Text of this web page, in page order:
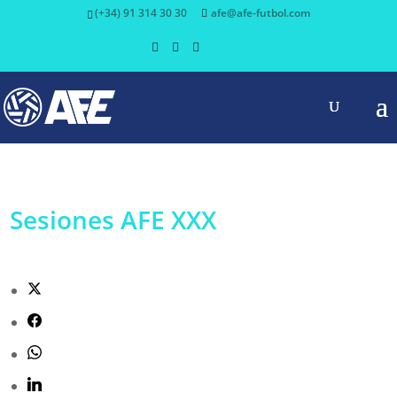
(+34) 91 314 30 30 afe@afe-futbol.com
Sesiones AFE XXX